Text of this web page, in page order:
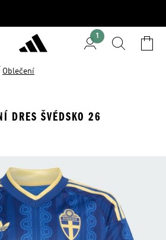
1
Oblečení
DRES ŠVÉDSKO 26